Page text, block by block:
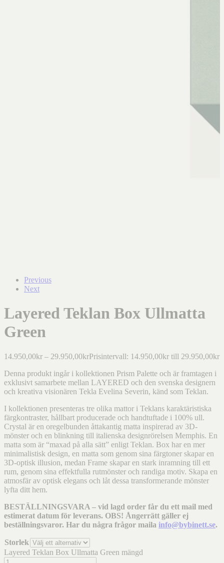
Previous
Next
Layered Teklan Box Ullmatta
Green
14.950,00kr – 29.950,00krPrisintervall: 14.950,00kr till 29.950,00kr
Denna produkt ingår i kollektionen Prism Palette och är framtagen i
exklusivt samarbete mellan LAYERED och den svenska designern
och kreativa visionären Tekla Evelina Severin, känd som Teklan.
I kollektionen presenteras tre olika mattor i Teklans karaktäristiska
färgkontraster, hållbart producerade och handtuftade i 100% ull.
Crystal är en oregelbunden åttakantig matta inspirerad av 3D-
mönster och en blinkning till italienska designrörelsen Memphis. En
matta som är “maxad på alla sätt” enligt Teklan. Box har en mer
minimalistisk design, en matta som genom sina färgtoner skapar en
3D-optisk illusion, medan Frame skapar en stark inramning till ett
rum, genom sina effektfulla rutmönster och randiga motiv. Skapa en
atmosfär av optisk elegans och låt dessa transformerande mönster
lyfta ditt hem.
BESTÄLLNINGSVARA – vid lagd order får du ett mail med
estimerat datum för leverans. OBS! Ångerrätt gäller ej
beställningsvaror. Har du några frågor maila info@bybinett.se.
Storlek
Layered Teklan Box Ullmatta Green mängd